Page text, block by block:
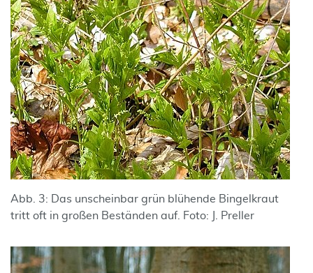
Abb. 3: Das unscheinbar grün blühende Bingelkraut
tritt oft in großen Beständen auf. Foto: J. Preller